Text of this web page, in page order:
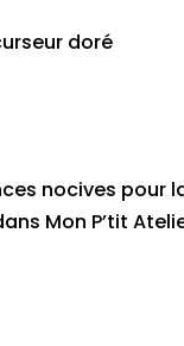
doré
nocives pour
Mon P’tit